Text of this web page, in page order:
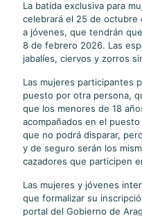
La batida exclusiva para
celebrará el 25 de octubre
a jóvenes, que tendrán
8 de febrero 2026. Las
jabalíes, ciervos y zorros
Las mujeres participantes
puesto por otra persona,
que los menores de 18
acompañados en el
que no podrá disparar,
y de seguro serán los
cazadores que participen
Las mujeres y jóvenes
que formalizar su
portal del Gobierno de